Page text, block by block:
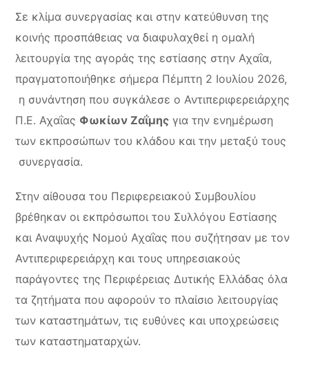
Σε κλίμα συνεργασίας και στην κατεύθυνση της
κοινής προσπάθειας να διαφυλαχθεί η ομαλή
λειτουργία της αγοράς της εστίασης στην Αχαΐα,
πραγματοποιήθηκε σήμερα Πέμπτη 2 Ιουλίου 2026,
η συνάντηση που συγκάλεσε ο Αντιπεριφερειάρχης
Π.Ε. Αχαΐας Φωκίων Ζαΐμης για την ενημέρωση
των εκπροσώπων του κλάδου και την μεταξύ τους
συνεργασία.
Στην αίθουσα του Περιφερειακού Συμβουλίου
βρέθηκαν οι εκπρόσωποι του Συλλόγου Εστίασης
και Αναψυχής Νομού Αχαΐας που συζήτησαν με τον
Αντιπεριφερειάρχη και τους υπηρεσιακούς
παράγοντες της Περιφέρειας Δυτικής Ελλάδας όλα
τα ζητήματα που αφορούν το πλαίσιο λειτουργίας
των καταστημάτων, τις ευθύνες και υποχρεώσεις
των καταστηματαρχών.